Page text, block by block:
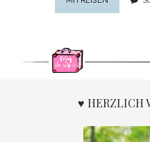
HELSINKI:
TIPPS
♥ HERZLICH